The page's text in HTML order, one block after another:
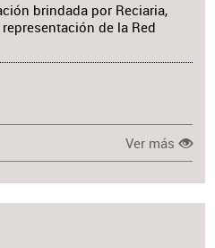
brindada por Reciaria,
de la Red
Ver más